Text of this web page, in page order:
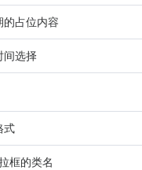
占位内容
间选择
式
框的类名